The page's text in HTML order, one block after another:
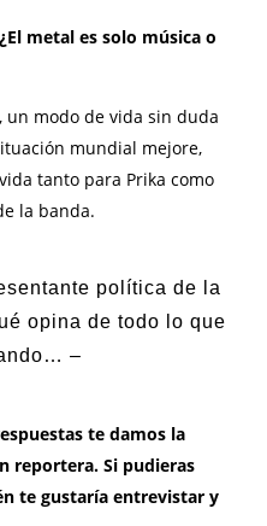
metal es solo música o
un modo de vida sin duda
mundial mejore,
tanto para Prika como
la banda.
política de la
opina de todo lo que
–
te damos la
reportera. Si pudieras
te gustaría entrevistar y